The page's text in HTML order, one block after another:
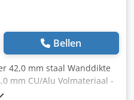
Bellen
42,0 mm staal Wanddikte
mm CU/Alu Volmateriaal -
mm Omwentelingen per